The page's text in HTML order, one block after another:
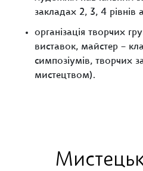
закладах 2, 3, 4 рівнів
організація творчих
виставок, майстер –
симпозіумів, творчих
мистецтвом).